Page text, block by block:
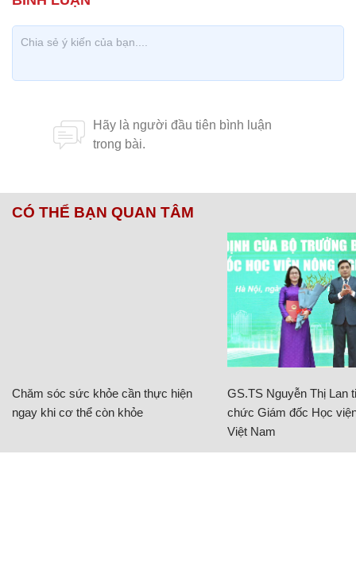
CÓ THỂ BẠN QUAN TÂM
Chăm sóc sức khỏe cần thực hiện
ngay khi cơ thể còn khỏe
GS.TS Nguyễn Thị Lan
chức Giám đốc Học
Việt Nam